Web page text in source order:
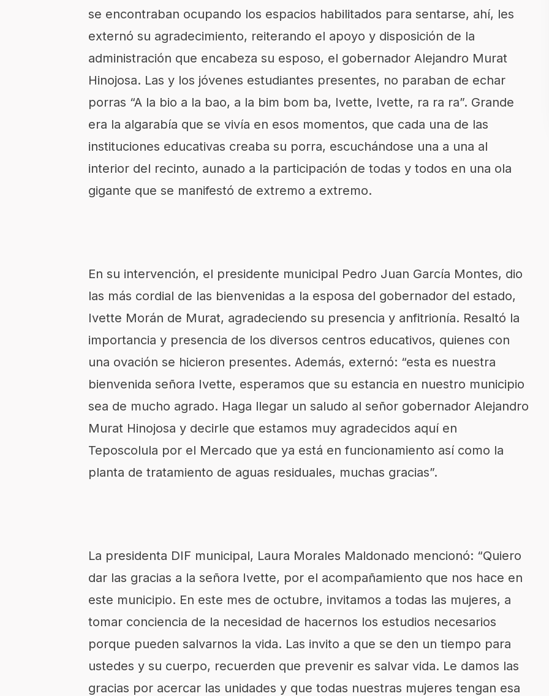
se encontraban ocupando los espacios habilitados para sentarse, ahí, les
externó su agradecimiento, reiterando el apoyo y disposición de la
administración que encabeza su esposo, el gobernador Alejandro Murat
Hinojosa. Las y los jóvenes estudiantes presentes, no paraban de echar
porras “A la bio a la bao, a la bim bom ba, Ivette, Ivette, ra ra ra”. Grande
era la algarabía que se vivía en esos momentos, que cada una de las
instituciones educativas creaba su porra, escuchándose una a una al
interior del recinto, aunado a la participación de todas y todos en una ola
gigante que se manifestó de extremo a extremo.
En su intervención, el presidente municipal Pedro Juan García Montes, dio
las más cordial de las bienvenidas a la esposa del gobernador del estado,
Ivette Morán de Murat, agradeciendo su presencia y anfitrionía. Resaltó la
importancia y presencia de los diversos centros educativos, quienes con
una ovación se hicieron presentes. Además, externó: “esta es nuestra
bienvenida señora Ivette, esperamos que su estancia en nuestro municipio
sea de mucho agrado. Haga llegar un saludo al señor gobernador Alejandro
Murat Hinojosa y decirle que estamos muy agradecidos aquí en
Teposcolula por el Mercado que ya está en funcionamiento así como la
planta de tratamiento de aguas residuales, muchas gracias”.
La presidenta DIF municipal, Laura Morales Maldonado mencionó: “Quiero
dar las gracias a la señora Ivette, por el acompañamiento que nos hace en
este municipio. En este mes de octubre, invitamos a todas las mujeres, a
tomar conciencia de la necesidad de hacernos los estudios necesarios
porque pueden salvarnos la vida. Las invito a que se den un tiempo para
ustedes y su cuerpo, recuerden que prevenir es salvar vida. Le damos las
gracias por acercar las unidades y que todas nuestras mujeres tengan esa